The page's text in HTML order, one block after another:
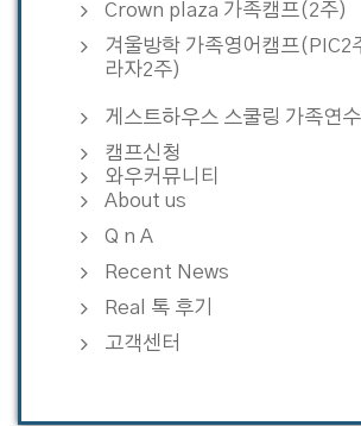
Crown plaza 가족캠프(2주)
겨울방학 가족영어캠프(PIC2
라자2주)
게스트하우스 스쿨링 가족연수
캠프신청
와우커뮤니티
About us
Q n A
Recent News
Real 톡 후기
고객센터